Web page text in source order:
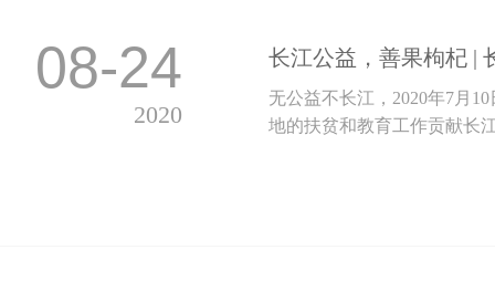
08-24
2020
长江公益，善果枸杞 |
无公益不长江，2020年7月
地的扶贫和教育工作贡献长